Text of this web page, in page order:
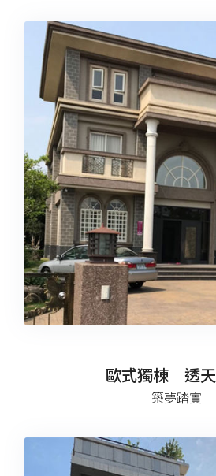
歐式獨棟｜透
築夢踏實